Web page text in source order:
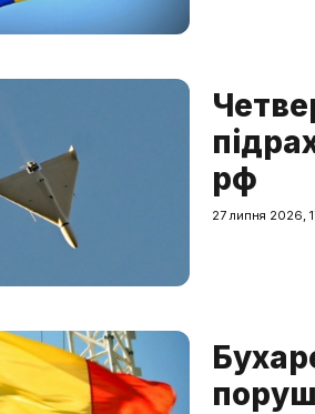
рф
27 липня 2026,